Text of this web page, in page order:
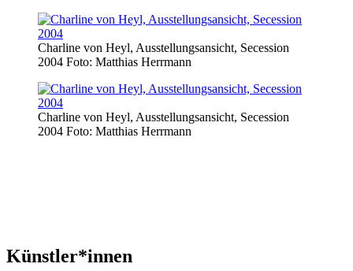
Charline von Heyl, Ausstellungsansicht, Secession
2004 Foto: Matthias Herrmann
Charline von Heyl, Ausstellungsansicht, Secession
2004 Foto: Matthias Herrmann
Künstler*innen